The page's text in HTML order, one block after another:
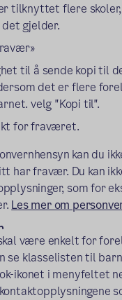
tilknyttet flere
det gjelder.
til å sende kopi til
det er flere
velg "Kopi til".
for fraværet.
kan du
har fravær. Du kan
som for
Les mer om
være enkelt for
se klasselisten til
ikonet i menyfeltet